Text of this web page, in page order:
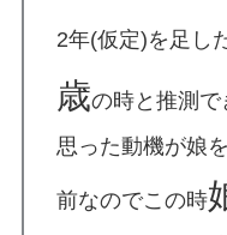
2年(仮定)を足し
歳の時と推測で
思った動機が娘
前なのでこの時